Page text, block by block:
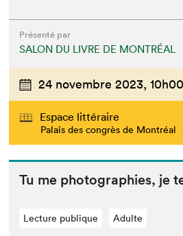
Présenté par
SALON DU LIVRE DE MONTRÉAL
24 novembre 2023, 10h00
Espace littéraire
Palais des congrès de Montréal
Tu me pho­togra­phies, je
Lecture publique Adulte